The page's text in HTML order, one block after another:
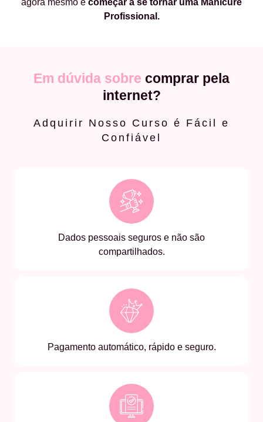
Profissional.
Em dúvida sobre comprar pela
internet?
Adquirir Nosso Curso é Fácil e
Confiável
Dados pessoais seguros e não são
compartilhados.
Pagamento automático, rápido e seguro.